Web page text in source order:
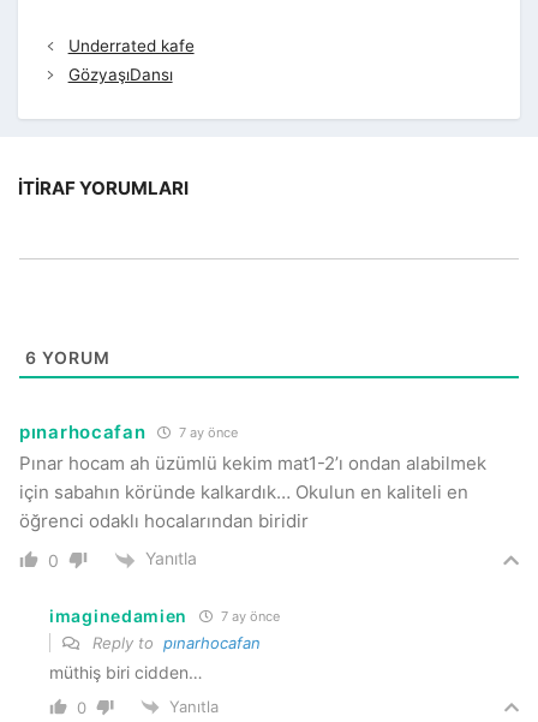
Underrated kafe
GözyaşıDansı
İTIRAF YORUMLARI
6 YORUM
pınarhocafan 7 ay önce
Pınar hocam ah üzümlü kekim mat1-2’ı ondan alabilmek
için sabahın köründe kalkardık… Okulun en kaliteli en
öğrenci odaklı hocalarından biridir
0 Yanıtla
imaginedamien 7 ay önce
Reply to pınarhocafan
müthiş biri cidden…
0 Yanıtla